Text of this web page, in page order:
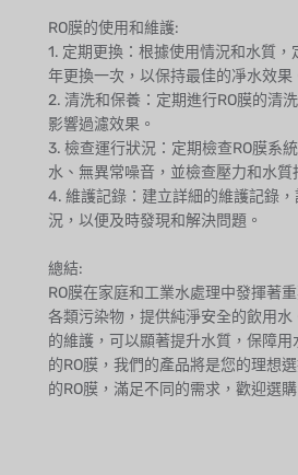
RO膜的使用和維護:
1. 定期更換：根據使用情況和水質
年更換一次，以保持最佳的凈水效果
2. 清洗和保養：定期進行RO膜的清
影響過濾效果。
3. 檢查運行狀況：定期檢查RO膜系
水、無異常噪音，並檢查壓力和水質
4. 維護記錄：建立詳細的維護記錄
況，以便及時發現和解決問題。
總結:
RO膜在家庭和工業水處理中發揮著
各類污染物，提供純淨安全的飲用水
的維護，可以顯著提升水質，保障
的RO膜，我們的產品將是您的理想
的RO膜，滿足不同的需求，歡迎選購